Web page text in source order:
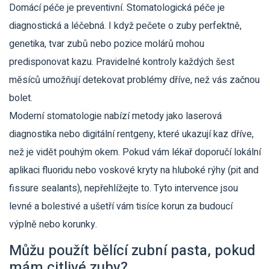
Domácí péče je preventivní. Stomatologická péče je
diagnostická a léčebná. I když pečete o zuby perfektně,
genetika, tvar zubů nebo pozice molárů mohou
predisponovat kazu. Pravidelné kontroly každých šest
měsíců umožňují detekovat problémy dříve, než vás začnou
bolet.
Moderní stomatologie nabízí metody jako laserová
diagnostika nebo digitální rentgeny, které ukazují kaz dříve,
než je vidět pouhým okem. Pokud vám lékař doporučí lokální
aplikaci fluoridu nebo voskové kryty na hluboké rýhy (pit and
fissure sealants), nepřehlížejte to. Tyto intervence jsou
levné a bolestivé a ušetří vám tisíce korun za budoucí
výplně nebo korunky.
Můžu použít bělící zubní pasta, pokud